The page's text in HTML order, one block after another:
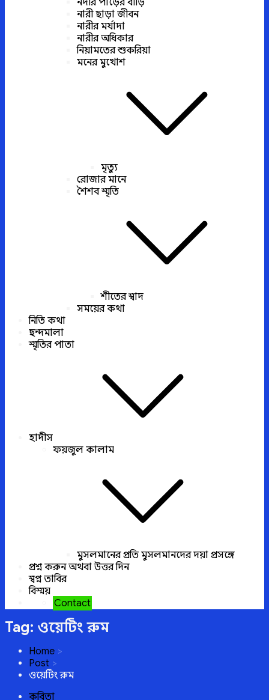
নদীর পাড়ের বাড়ি
নারী ছাড়া জীবন
নারীর মর্যাদা
নারীর অধিকার
নিয়ামতের শুকরিয়া
মনের মুখোশ
মৃত্যু
রোজার মানে
শৈশব স্মৃতি
শীতের স্বাদ
সময়ের কথা
নিতি কথা
ছন্দমালা
স্মৃতির পাতা
হাদীস
ফয়জুল কালাম
মুসলমানের প্রতি মুসলমানদের দয়া প্রসঙ্গে
প্রশ্ন করুন অথবা উত্তর দিন
স্বপ্ন তাবির
বিস্ময়
Contact
Tag: ওয়েটিং রুম
Home
Post
ওয়েটিং রুম
কবিতা